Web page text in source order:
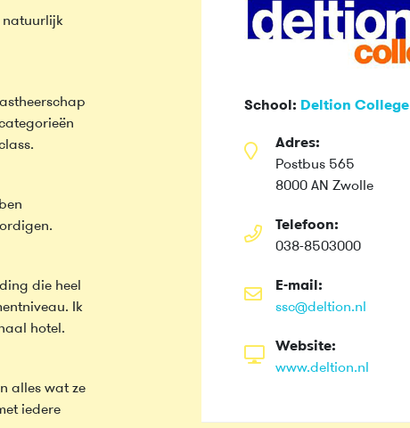
natuurlijk
die heel
Ik
hotel.
alles wat ze
iedere
School: Deltion College
Adres:
Postbus 565
8000 AN Zwolle
Telefoon:
038-8503000
E-mail:
ssc@deltion.nl
Website:
www.deltion.nl